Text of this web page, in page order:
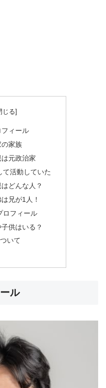
ィール
家族
元政治家
て活動していた
どんな人？
兄が1人！
ロフィール
供はいる？
いて
ル